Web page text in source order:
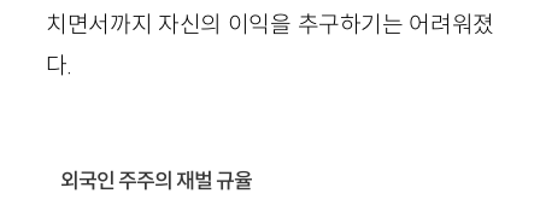
치면서까지 자신의 이익을 추구하기는 어려워졌
다.
외국인 주주의 재벌 규율